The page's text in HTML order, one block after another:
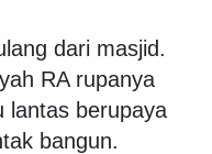
dari masjid.
RA rupanya
lantas berupaya
bangun.